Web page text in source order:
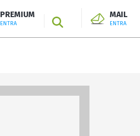
PREMIUM
ENTRA SEARCH
MAIL
ENTRA